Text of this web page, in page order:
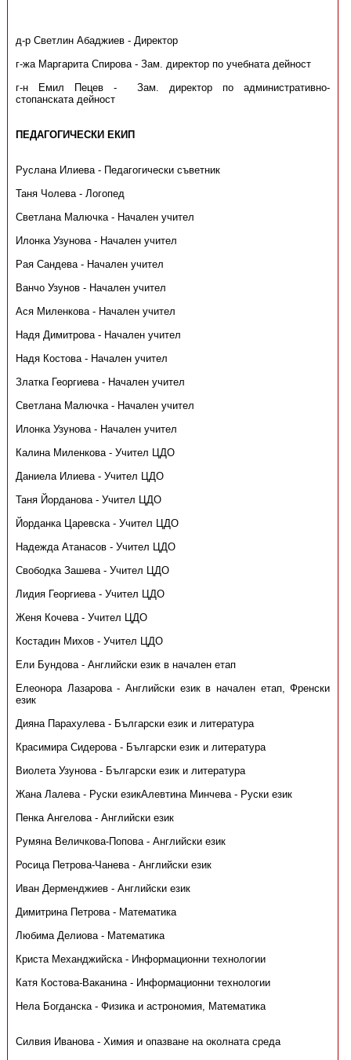
д-р Светлин Абаджиев - Директор
г-жа Маргарита Спирова - Зам. директор по учебната дейност
г-н Емил Пецев - Зам. директор по административно-
стопанската дейност
ПЕДАГОГИЧЕСКИ ЕКИП
Руслана Илиева - Педагогически съветник
Таня Чолева - Логопед
Светлана Малючка - Начален учител
Илонка Узунова - Начален учител
Рая Сандева - Начален учител
Ванчо Узунов - Начален учител
Ася Миленкова - Начален учител
Надя Димитрова - Начален учител
Надя Костова - Начален учител
Златка Георгиева - Начален учител
Светлана Малючка - Начален учител
Илонка Узунова - Начален учител
Калина Миленкова - Учител ЦДО
Даниела Илиева - Учител ЦДО
Таня Йорданова - Учител ЦДО
Йорданка Царевска - Учител ЦДО
Надежда Атанасов - Учител ЦДО
Свободка Зашева - Учител ЦДО
Лидия Георгиева - Учител ЦДО
Женя Кочева - Учител ЦДО
Костадин Михов - Учител ЦДО
Ели Бундова - Английски език в начален етап
Елеонора Лазарова - Английски език в начален етап, Френски
език
Дияна Парахулева - Български език и литература
Красимира Сидерова - Български език и литература
Виолета Узунова - Български език и литература
Жана Лалева - Руски езикАлевтина Минчева - Руски език
Пенка Ангелова - Английски език
Румяна Величкова-Попова - Английски език
Росица Петрова-Чанева - Английски език
Иван Дерменджиев - Английски език
Димитрина Петрова - Математика
Любима Делиова - Математика
Криста Механджийска - Информационни технологии
Катя Костова-Ваканина - Информационни технологии
Нела Богданска - Физика и астрономия, Математика
Силвия Иванова - Химия и опазване на околната среда